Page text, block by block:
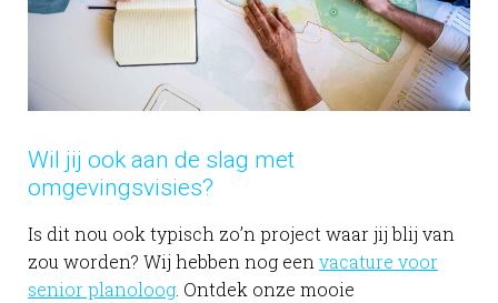
Wil jij ook aan de slag met
omgevingsvisies?
Is dit nou ook typisch zo’n project waar jij blij van
zou worden? Wij hebben nog een vacature voor
senior planoloog . Ontdek onze mooie